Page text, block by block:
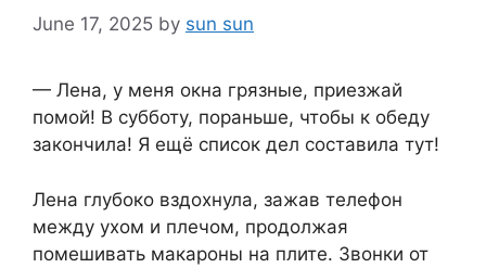
June 17, 2025 by sun sun
— Лена, у меня окна грязные, приезжай
помой! В субботу, пораньше, чтобы к обеду
закончила! Я ещё список дел составила тут!
Лена глубоко вздохнула, зажав телефон
между ухом и плечом, продолжая
помешивать макароны на плите. Звонки от